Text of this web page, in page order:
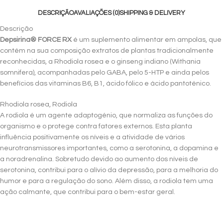
DESCRIÇÃOAVALIAÇÕES (0)SHIPPING & DELIVERY
Descrição
Depsirina® FORCE RX é um suplemento alimentar em ampolas, que
contém na sua composição extratos de plantas tradicionalmente
reconhecidas, a Rhodiola rosea e o ginseng indiano (Withania
somnifera), acompanhadas pelo GABA, pelo 5-HTP e ainda pelos
benefícios das vitaminas B6, B1, ácido fólico e ácido pantoténico.
Rhodiola rosea, Rodiola
A rodiola é um agente adaptogénio, que normaliza as funções do
organismo e o protege contra fatores externos. Esta planta
influência positivamente os níveis e a atividade de vários
neurotransmissores importantes, como a serotonina, a dopamina e
a noradrenalina. Sobretudo devido ao aumento dos níveis de
serotonina, contribui para o alívio da depressão, para a melhoria do
humor e para a regulação do sono. Além disso, a rodiola tem uma
ação calmante, que contribui para o bem-estar geral.